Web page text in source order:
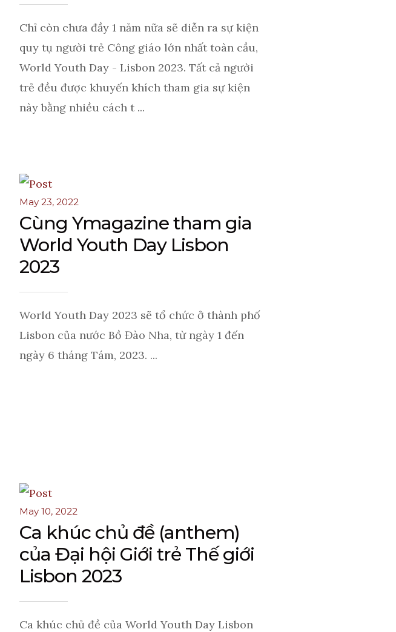
Chỉ còn chưa đầy 1 năm nữa sẽ diễn ra sự kiện
quy tụ người trẻ Công giáo lớn nhất toàn cầu,
World Youth Day - Lisbon 2023. Tất cả người
trẻ đều được khuyến khích tham gia sự kiện
này bằng nhiều cách t ...
May 23, 2022
Cùng Ymagazine tham gia
World Youth Day Lisbon
2023
World Youth Day 2023 sẽ tổ chức ở thành phố
Lisbon của nước Bồ Đào Nha, từ ngày 1 đến
ngày 6 tháng Tám, 2023. ...
May 10, 2022
Ca khúc chủ đề (anthem)
của Đại hội Giới trẻ Thế giới
Lisbon 2023
Ca khúc chủ đề của World Youth Day Lisbon